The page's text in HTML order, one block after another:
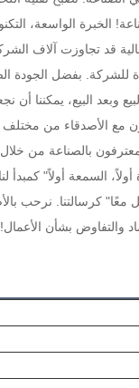
والتفاوض بشأن الأعمال!